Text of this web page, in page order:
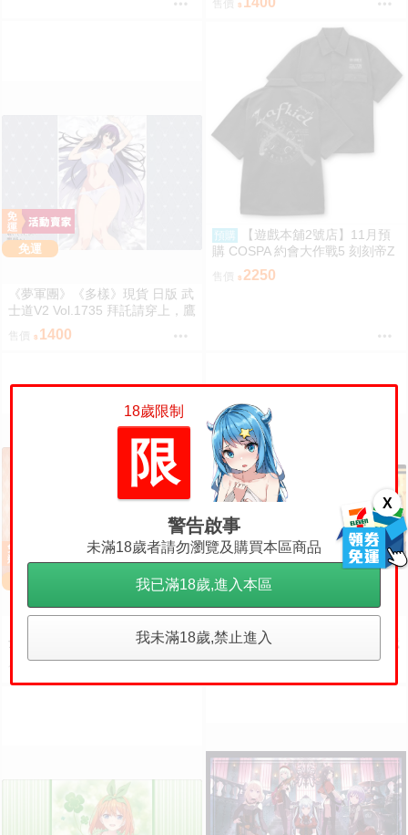
X
售價
免運
《夢軍團》《多樣》現貨 日版 武
士道V2 Vol.1735 拜託請穿上，鷹
峰同學 動漫桌墊 卡墊 鷹峰高嶺
售價 1400
預購
【遊戲本舖2號店】11月預
購 COSPA 約會大作戰5 刻刻帝Z
aphkiel 工作襯衫 0822
2250
《夢軍團》《多樣》現貨 日版 武
士道V2 Vol.1645 不時輕聲地以俄
語遮羞的鄰座艾莉同學 動漫桌墊
免運
《夢軍團》《多樣》現貨 日版 武
士道V2 Vol.1645 不時輕聲地以俄
語遮羞的鄰座艾莉同學 動漫桌墊
18歲限制
限
警告啟事
未滿18歲者請勿瀏覽及購買本區商品
我已滿18歲,進入本區
我未滿18歲,禁止進入